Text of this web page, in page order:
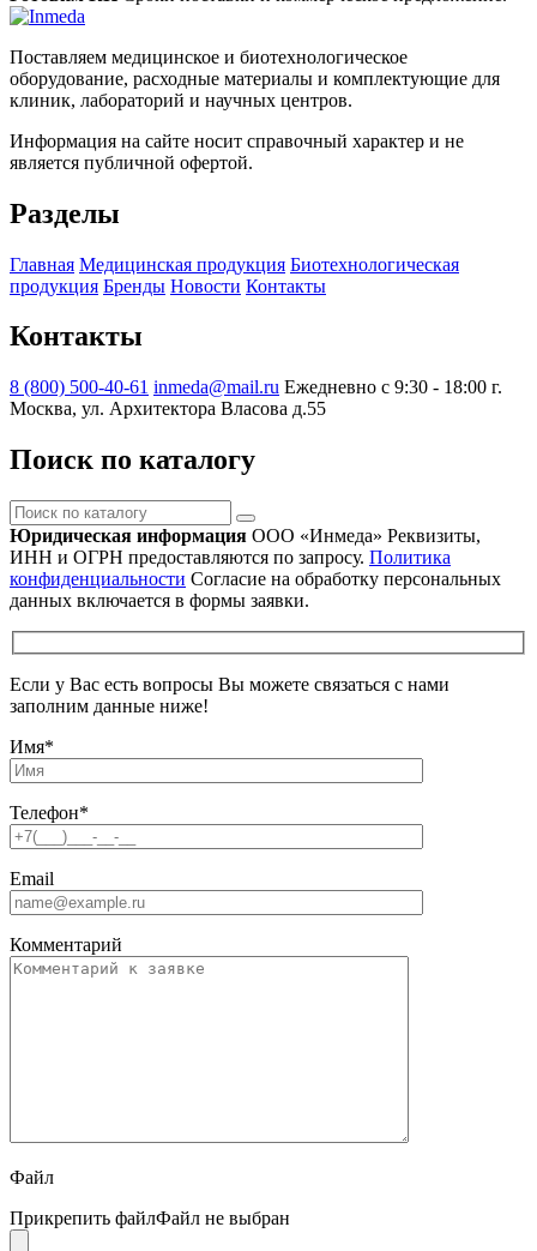
Поставляем медицинское и биотехнологическое
оборудование, расходные материалы и комплектующие для
клиник, лабораторий и научных центров.
Информация на сайте носит справочный характер и не
является публичной офертой.
Разделы
Главная Медицинская продукция Биотехнологическая
продукция Бренды Новости Контакты
Контакты
8 (800) 500-40-61 inmeda@mail.ru Ежедневно с 9:30 - 18:00 г.
Москва, ул. Архитектора Власова д.55
Поиск по каталогу
Поиск
по
каталогу
Юридическая информация ООО «Инмеда» Реквизиты,
ИНН и ОГРН предоставляются по запросу. Политика
конфиденциальности Согласие на обработку персональных
данных включается в формы заявки.
Если у Вас есть вопросы Вы можете связаться с нами
заполним данные ниже!
Имя*
Телефон*
Email
Комментарий
Файл
Прикрепить файлФайл не выбран